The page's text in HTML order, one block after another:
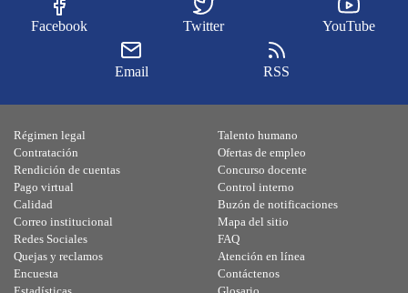
Facebook Twitter YouTube
Email RSS
Régimen legal
Contratación
Rendición de cuentas
Pago virtual
Calidad
Talento humano
Ofertas de empleo
Concurso docente
Control interno
Buzón de notificaciones
Correo institucional
Redes Sociales
Quejas y reclamos
Encuesta
Mapa del sitio
FAQ
Atención en línea
Contáctenos